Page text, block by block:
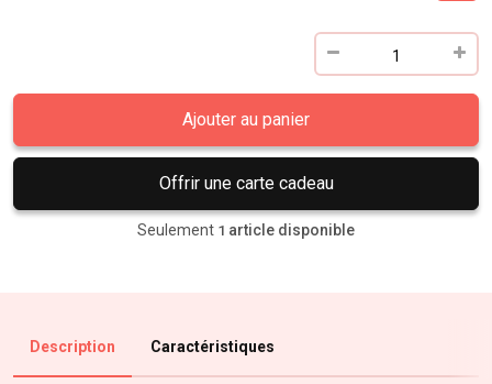
Ajouter au panier
Offrir une carte cadeau
Seulement 1 article disponible
Description Caractéristiques